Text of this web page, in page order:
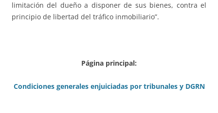
limitación del dueño a disponer de sus bienes, contra el
principio de libertad del tráfico inmobiliario”.
Página principal:
Condiciones generales enjuiciadas por tribunales y DGRN